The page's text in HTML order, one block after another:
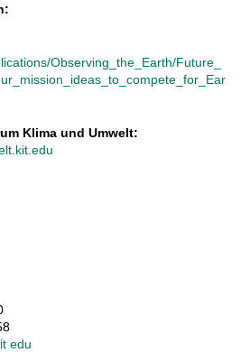
Observing_the_Earth/Future_
Klima und Umwelt:
edu